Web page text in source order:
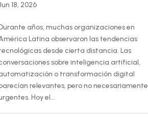
18, 2026
años, muchas organizaciones en
Latina observaron las tendencias
desde cierta distancia. Las
sobre inteligencia artificial,
o transformación digital
relevantes, pero no necesariamente
Hoy el...